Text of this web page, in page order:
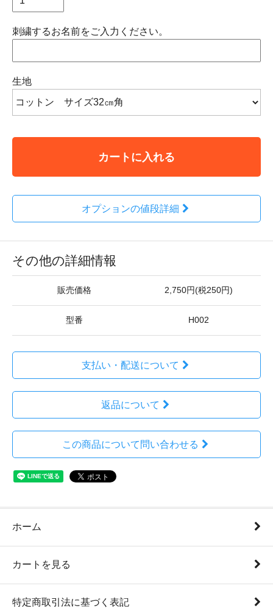
刺繍するお名前をご入力ください。
生地
カートに入れる
オプションの値段詳細
その他の詳細情報
販売価格 2,750円(税250円)
型番 H002
支払い・配送について
返品について
この商品について問い合わせる
ホーム
カートを見る
特定商取引法に基づく表記